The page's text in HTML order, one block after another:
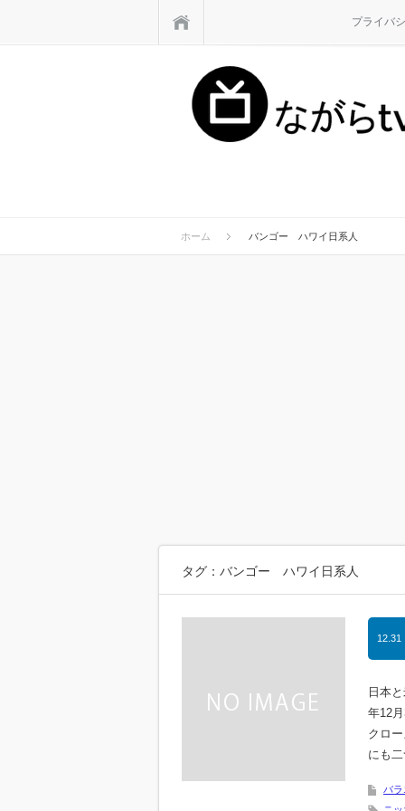
プライバ
ホーム バンゴー ハワイ日系人
タグ：バンゴー ハワイ日系人
12.31
日本
年12
クロ
にも
バラ